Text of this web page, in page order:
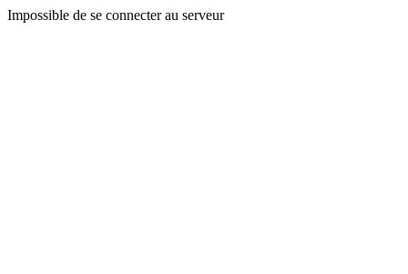
Impossible de se connecter au serveur